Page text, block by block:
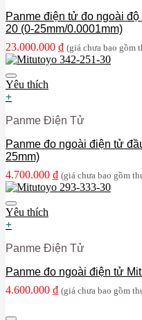
Panme điện tử đo ngoài
20 (0-25mm/0.0001mm)
23.000.000 ₫ (giá chưa bao gồm
Yêu thích
+
Panme Điện Tử
Panme đo ngoài điện tử
25mm)
4.700.000 ₫ (giá chưa bao gồm
Yêu thích
+
Panme Điện Tử
Panme đo ngoài điện tử
4.600.000 ₫ (giá chưa bao gồm